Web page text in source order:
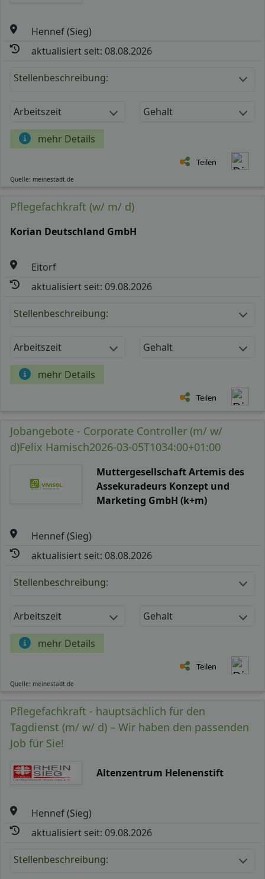
Hennef (Sieg)
aktualisiert seit: 08.08.2026
Stellenbeschreibung:
Arbeitszeit Gehalt
mehr Details
Teilen
Quelle: meinestadt.de
Pflegefachkraft (w/ m/ d)
Korian Deutschland GmbH
Eitorf
aktualisiert seit: 09.08.2026
Stellenbeschreibung:
Arbeitszeit Gehalt
mehr Details
Teilen
Jobangebote - Corporate Controller (m/ w/
d)Felix Hamisch2026-03-05T1034:00+01:00
Muttergesellschaft Artemis des
Assekuradeurs Konzept und
Marketing GmbH (k+m)
Hennef (Sieg)
aktualisiert seit: 08.08.2026
Stellenbeschreibung:
Arbeitszeit Gehalt
mehr Details
Teilen
Quelle: meinestadt.de
Pflegefachkraft - hauptsächlich für den
Tagdienst (m/ w/ d) – Wir haben den passenden
Job für Sie!
Altenzentrum Helenenstift
Hennef (Sieg)
aktualisiert seit: 09.08.2026
Stellenbeschreibung: